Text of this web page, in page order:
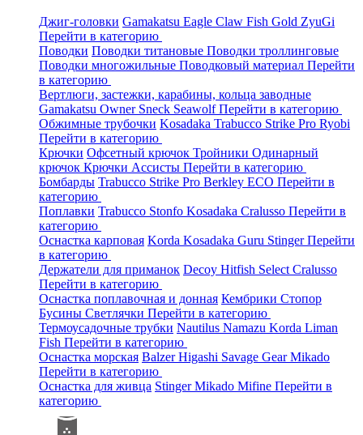
Джиг-головки Gamakatsu Eagle Claw Fish Gold ZyuGi
Перейти в категорию
Поводки Поводки титановые Поводки троллинговые
Поводки многожильные Поводковый материал Перейти
в категорию
Вертлюги, застежки, карабины, кольца заводные
Gamakatsu Owner Sneck SeawolfПерейти в категорию
Обжимные трубочки Kosadaka Trabucco Strike Pro Ryobi
Перейти в категорию
Крючки Офсетный крючок Тройники Одинарный
крючок Крючки Ассисты Перейти в категорию
Бомбарды Trabucco Strike Pro Berkley ECO Перейти в
категорию
Поплавки Trabucco Stonfo Kosadaka Cralusso Перейти в
категорию
Оснастка карповая Korda Kosadaka Guru StingerПерейти
в категорию
Держатели для приманок Decoy Hitfish Select Cralusso
Перейти в категорию
Оснастка поплавочная и донная Кембрики Стопор
Бусины Светлячки Перейти в категорию
Термоусадочные трубки Nautilus Namazu Korda Liman
Fish Перейти в категорию
Оснастка морская BalzerHigashi Savage GearMikado
Перейти в категорию
Оснастка для живца StingerMikado Mifine Перейти в
категорию